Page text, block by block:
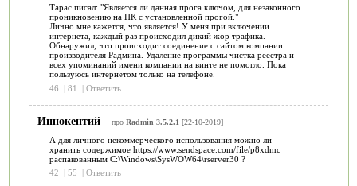
Тарас писал: "Является ли данная прога ключом, для незаконного
проникновению на ПК с установленной прогой."
Лично мне кажется, что является! У меня при включении
интернета, каждый раз происходил дикий жор трафика.
Обнаружил, что происходит соединение с сайтом компании
производителя Радмина. Удаление программы чистка реестра и
всех упоминаний имени компании на винте не помогло. Пока
пользуюсь интернетом только на телефоне.
46
| 81 | Ответить
Иннокентий про Radmin 3.5.2.1 [22-10-2019]
А для личного некоммерческого использования можно ли
хранить содержимое https://www.sendspace.com/file/p8xdmc
распакованным C:\Windows\SysWOW64\rserver30 ?
42
55 Ответить